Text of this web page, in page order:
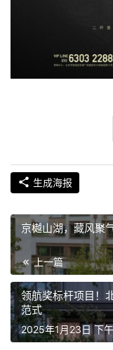
生成海报
京樾山湖，藏风聚
上一篇
领航奖标杆项目！
范式
2025年1月23日 下